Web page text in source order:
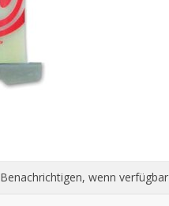
Benachrichtigen, wenn verfügbar